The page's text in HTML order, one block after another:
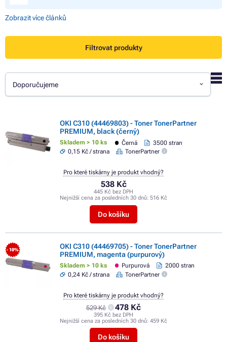
Zobrazit více článků
Filtrovat produkty
Doporučujeme
OKI C310 (44469803) - Toner TonerPartner
PREMIUM, black (černý)
Skladem > 10 ks Černá
3500 stran
0,15 Kč / strana
TonerPartner
538 Kč
445 Kč bez DPH
Nejnižší cena za posledních 30 dnů: 516 Kč
Do košíku
Pro které tiskárny je produkt vhodný?
- 10%
OKI C310 (44469705) - Toner TonerPartner
PREMIUM, magenta (purpurový)
Skladem > 10 ks Purpurová
2000 stran
0,24 Kč / strana
TonerPartner
529 Kč 478 Kč
395 Kč bez DPH
Nejnižší cena za posledních 30 dnů: 459 Kč
Do košíku
Pro které tiskárny je produkt vhodný?